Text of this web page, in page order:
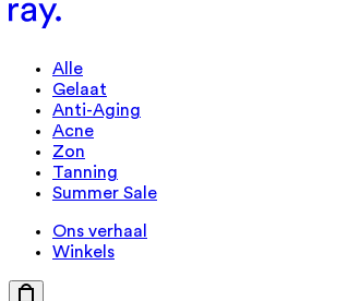
Alle
Gelaat
Anti-Aging
Acne
Zon
Tanning
Summer Sale
Ons verhaal
Winkels